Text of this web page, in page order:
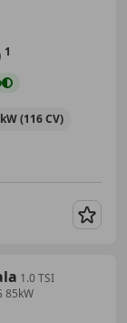
1
(116 CV)
1.0 TSI
85kW